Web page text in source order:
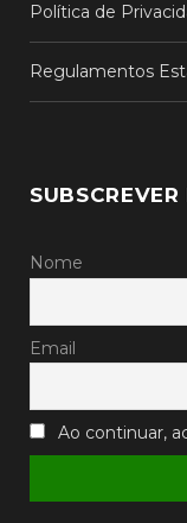
Política de
Regulamentos
Nome
Email
Ao continuar,